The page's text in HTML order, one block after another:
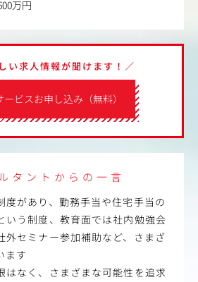
万円
ビスお申し込み（無料）
い求人情報が聞けます！／
タントからの一言
があり、勤務手当や住宅手当の
いう制度、教育面では社内勉強会
外セミナー参加補助など、さまざ
ます
なく、さまざまな可能性を追求